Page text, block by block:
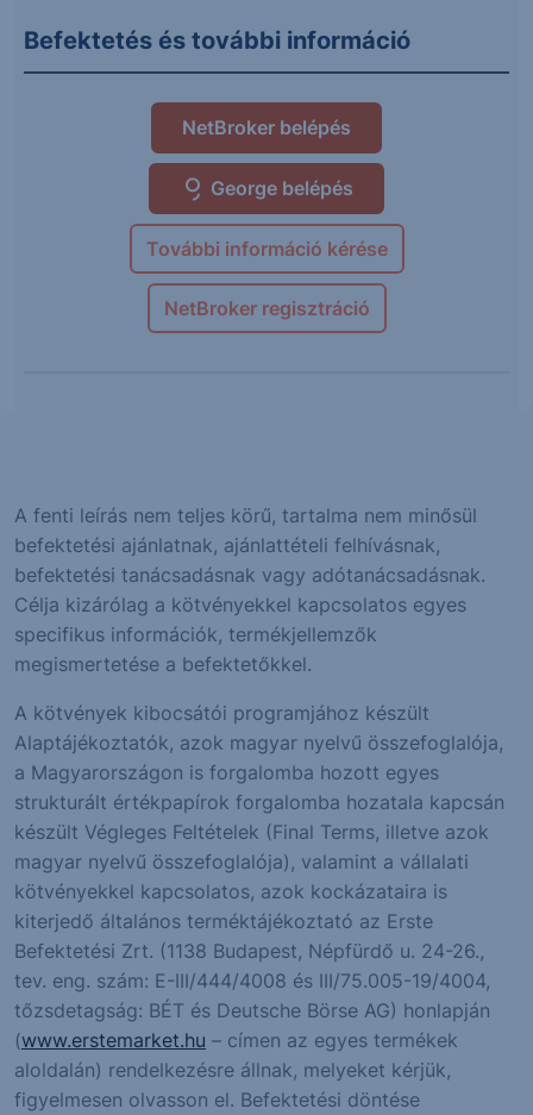
Befektetés és további információ
NetBroker belépés
George belépés
További információ kérése
NetBroker regisztráció
A fenti leírás nem teljes körű, tartalma nem minősül
befektetési ajánlatnak, ajánlattételi felhívásnak,
befektetési tanácsadásnak vagy adótanácsadásnak.
Célja kizárólag a kötvényekkel kapcsolatos egyes
specifikus információk, termékjellemzők
megismertetése a befektetőkkel.
A kötvények kibocsátói programjához készült
Alaptájékoztatók, azok magyar nyelvű összefoglalója,
a Magyarországon is forgalomba hozott egyes
strukturált értékpapírok forgalomba hozatala kapcsán
készült Végleges Feltételek (Final Terms, illetve azok
magyar nyelvű összefoglalója), valamint a vállalati
kötvényekkel kapcsolatos, azok kockázataira is
kiterjedő általános terméktájékoztató az Erste
Befektetési Zrt. (1138 Budapest, Népfürdő u. 24-26.,
tev. eng. szám: E-III/444/4008 és III/75.005-19/4004,
tőzsdetagság: BÉT és Deutsche Börse AG) honlapján
(www.erstemarket.hu – címen az egyes termékek
aloldalán) rendelkezésre állnak, melyeket kérjük,
figyelmesen olvasson el. Befektetési döntése